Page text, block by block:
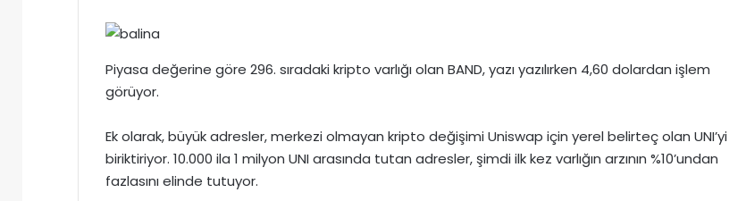
Piyasa değerine göre 296. sıradaki kripto varlığı olan BAND, yazı yazılırken 4,60 dolardan işlem
görüyor.
Ek olarak, büyük adresler, merkezi olmayan kripto değişimi Uniswap için yerel belirteç olan UNI’yi
biriktiriyor. 10.000 ila 1 milyon UNI arasında tutan adresler, şimdi ilk kez varlığın arzının %10’undan
fazlasını elinde tutuyor.